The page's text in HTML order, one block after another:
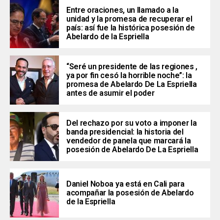
Entre oraciones, un llamado a la
unidad y la promesa de recuperar el
país: así fue la histórica posesión de
Abelardo de la Espriella
“Seré un presidente de las regiones ,
ya por fin cesó la horrible noche”: la
promesa de Abelardo De La Espriella
antes de asumir el poder
Del rechazo por su voto a imponer la
banda presidencial: la historia del
vendedor de panela que marcará la
posesión de Abelardo De La Espriella
Daniel Noboa ya está en Cali para
acompañar la posesión de Abelardo
de la Espriella